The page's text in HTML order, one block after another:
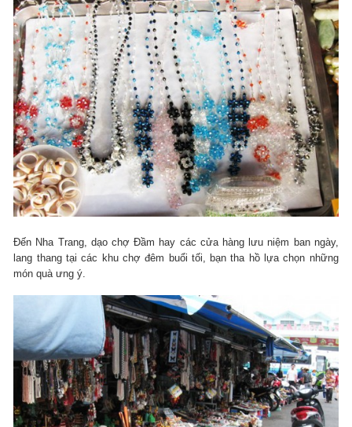
Đến Nha Trang, dạo chợ Đầm hay các cửa hàng lưu niệm ban ngày,
lang thang tại các khu chợ đêm buổi tối, bạn tha hồ lựa chọn những
món quà ưng ý.